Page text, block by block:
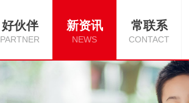
好伙伴
PARTNER
新资讯
NEWS
常联系
CONTACT